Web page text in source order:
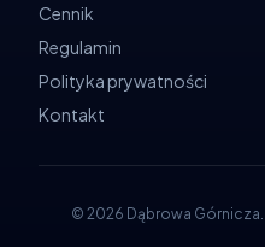
Cennik
Regulamin
Polityka prywatności
Kontakt
© 2026 Dąbrowa Górnicza.